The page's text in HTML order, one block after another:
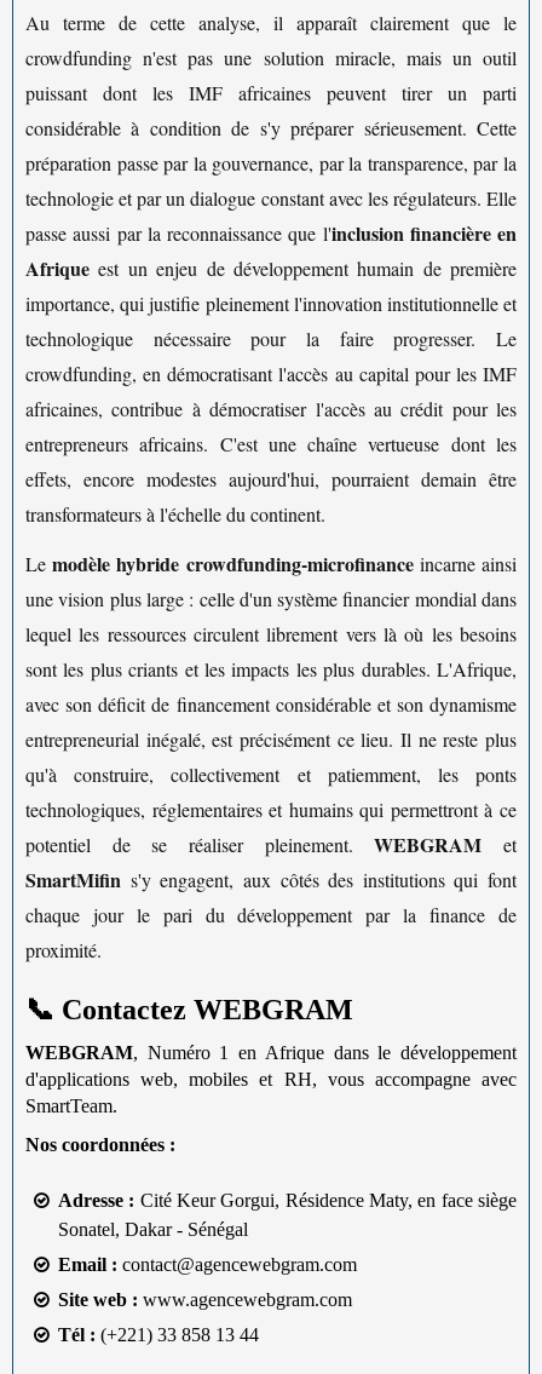
Au terme de cette analyse, il apparaît clairement que le
crowdfunding n'est pas une solution miracle, mais un outil
puissant dont les IMF africaines peuvent tirer un parti
considérable à condition de s'y préparer sérieusement. Cette
préparation passe par la gouvernance, par la transparence, par la
technologie et par un dialogue constant avec les régulateurs. Elle
passe aussi par la reconnaissance que l'inclusion financière en
Afrique est un enjeu de développement humain de première
importance, qui justifie pleinement l'innovation institutionnelle et
technologique nécessaire pour la faire progresser. Le
crowdfunding, en démocratisant l'accès au capital pour les IMF
africaines, contribue à démocratiser l'accès au crédit pour les
entrepreneurs africains. C'est une chaîne vertueuse dont les
effets, encore modestes aujourd'hui, pourraient demain être
transformateurs à l'échelle du continent.
Lemodèle hybride crowdfunding-microfinanceincarne ainsi
une vision plus large : celle d'un système financier mondial dans
lequel les ressources circulent librement vers là où les besoins
sont les plus criants et les impacts les plus durables. L'Afrique,
avec son déficit de financement considérable et son dynamisme
entrepreneurial inégalé, est précisément ce lieu. Il ne reste plus
qu'à construire, collectivement et patiemment, les ponts
technologiques, réglementaires et humains qui permettront à ce
potentiel de se réaliser pleinement.WEBGRAM et
SmartMifin s'y engagent, aux côtés des institutions qui font
chaque jour le pari du développement par la finance de
proximité.
📞 Contactez WEBGRAM
WEBGRAM, Numéro 1 en Afrique dans le développement
d'applications web, mobiles et RH, vous accompagne avec
SmartTeam.
Nos coordonnées :
Adresse : Cité Keur Gorgui, Résidence Maty, en face siège
Sonatel, Dakar - Sénégal
Email : contact@agencewebgram.com
Site web : www.agencewebgram.com
Tél : (+221) 33 858 13 44